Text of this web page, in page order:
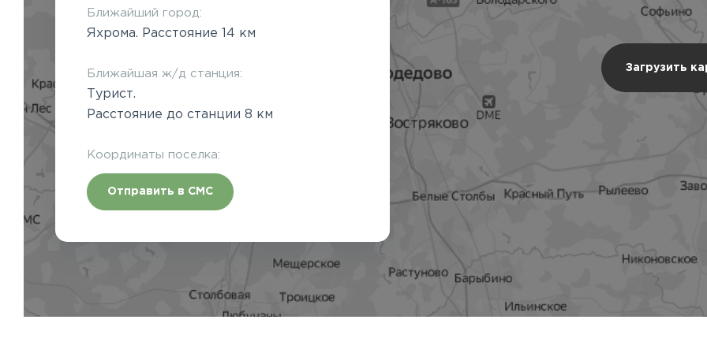
Загрузить
Ближайший город:
Яхрома. Расстояние 14 км
Ближайшая ж/д станция:
Турист.
Расстояние до станции 8 км
Координаты поселка:
Отправить в СМС